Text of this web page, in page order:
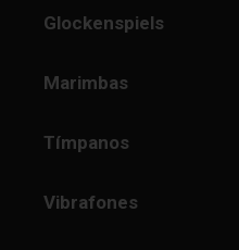
Glockenspiels
Marimbas
Tímpanos
Vibrafones